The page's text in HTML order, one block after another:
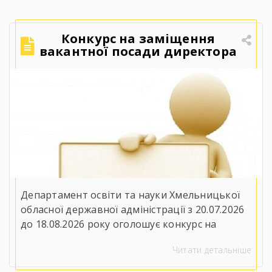
Конкурс на заміщення
вакантної посади директора
Державного навчального
закладу «Ярмолинецький
агропромисловий центр
професійної освіти»
Департамент освіти та науки Хмельницької
обласної державної адміністрації з 20.07.2026
до 18.08.2026 року оголошує конкурс на
Державного навчального закладу
«Ярмолинецький агропромисловий центр
Читати детальніше